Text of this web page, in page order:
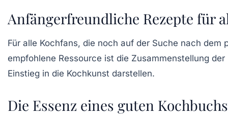
Anfängerfreundliche Rezepte für
Für alle Kochfans, die noch auf der Suche nach
empfohlene Ressource ist die Zusammenstellung
Einstieg in die Kochkunst darstellen.
Die Essenz eines guten Kochbuchs